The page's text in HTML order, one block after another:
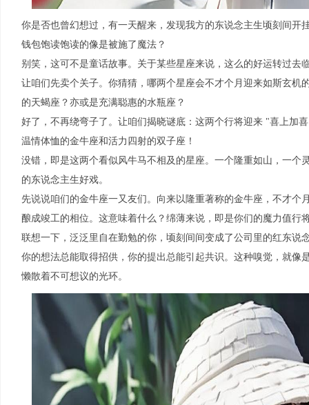
你是否也曾幻想过，有一天醒来，发现我方的东说念主生顷刻间开
钱包饱读饱读的像是被施了魔法？
别笑，这可不是童话故事。关于某些星座来说，这么的好运转过去
让咱们先卖个关子。你猜猜，哪两个星座会不才个月迎来如斯玄机
的天蝎座？亦或是充满聪惠的水瓶座？
好了，不再绕弯子了。让咱们揭晓谜底：这两个行将迎来 "喜上加
温情体恤的金牛座和活力四射的双子座！
没错，即是这两个看似风牛马不相及的星座。一个隆重如山，一个
的东说念主生好戏。
先说说咱们的金牛座一又友们。向来以隆重著称的金牛座，不才个
酿成竣工的相位。这意味着什么？绵薄来说，即是你们的魔力值行
联想一下，泛泛里自在勤勉的你，顷刻间间变成了公司里的红东说
你的想法总能取得招供，你的提出总能引起共识。这种嗅觉，就像
懒散着不可想议的光环。